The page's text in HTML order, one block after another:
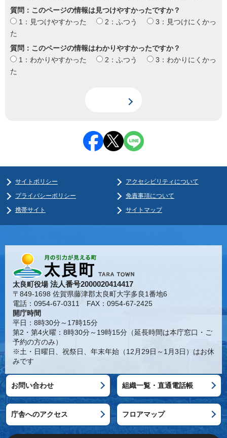
質問：このページの情報は見つけやすかったですか？
1：見つけやすかった
2：ふつう
3：見つけにくかっ
た
質問：このページの情報はわかりやすかったですか？
1：わかりやすかった
2：ふつう
3：わかりにくかっ
た
サイトポリシー
アクセシビリティについて
プライバシーポリシー
免責事項について
携帯サイト
サイトマップ
太良町役場法人番号2000020414417
〒849-1698 佐賀県藤津郡太良町大字多良1番地6
電話：0954-67-0311 FAX：0954-67-2425
開庁時間
平日：8時30分～17時15分
第2・第4火曜：8時30分～19時15分（延長時間は本庁窓口・ご
予約の方のみ）
※土・日曜日、祝祭日、年末年始（12月29日～1月3日）はお休
みです
お問い合わせ 組織一覧・直通電話帳
庁舎へのアクセス フロアマップ